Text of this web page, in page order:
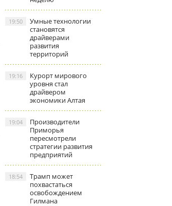
Умные технологии
становятся
драйверами
развития
территорий
19:50
Курорт мирового
уровня стал
драйвером
экономики Алтая
19:16
Производители
Приморья
пересмотрели
стратегии развития
предприятий
19:04
Трамп может
похвастаться
освобождением
Гилмана
18:54